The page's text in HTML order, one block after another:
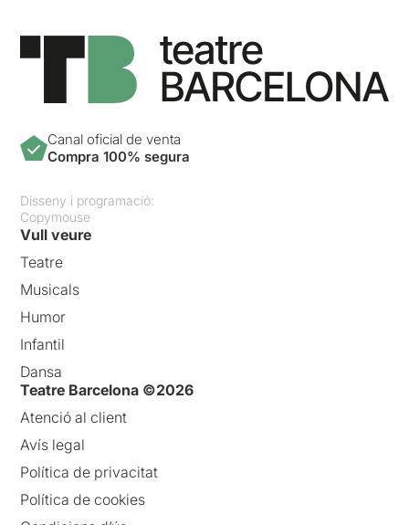
Canal oficial de venta
Compra 100% segura
Disseny i programació:
Copymouse
Vull veure
Teatre
Musicals
Humor
Infantil
Dansa
Teatre Barcelona ©2026
Atenció al client
Avís legal
Política de privacitat
Política de cookies